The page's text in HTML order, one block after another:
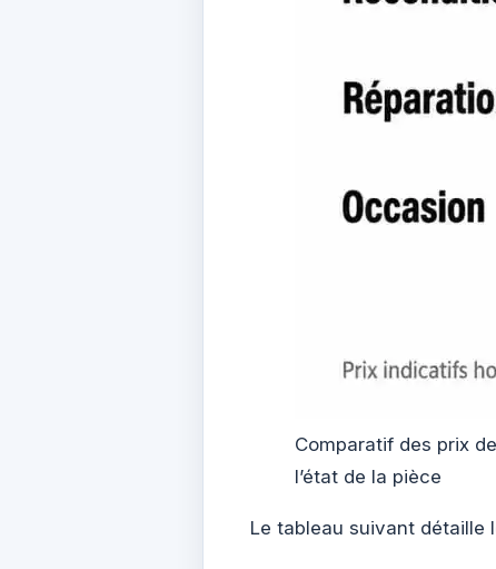
Comparatif des prix
l’état de la pièce
Le tableau suivant détaille